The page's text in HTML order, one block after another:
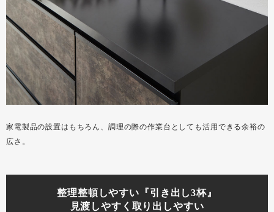
家電製品の設置はもちろん、調理の際の作業台としても活用できる余裕の
広さ。
整理整頓しやすい『引き出し3杯』
見渡しやすく取り出しやすい